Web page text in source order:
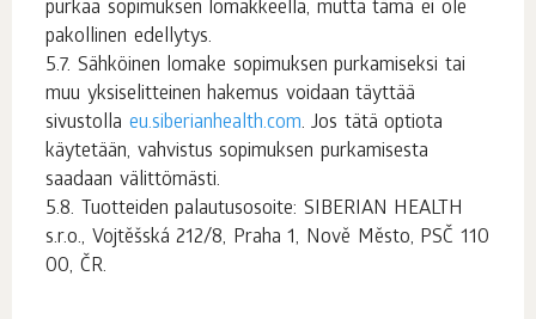
purkaa sopimuksen lomakkeella, mutta tämä ei ole
pakollinen edellytys.
Sähköinen lomake sopimuksen purkamiseksi tai
muu yksiselitteinen hakemus voidaan täyttää
sivustolla eu.siberianhealth.com. Jos tätä optiota
käytetään, vahvistus sopimuksen purkamisesta
saadaan välittömästi.
Tuotteiden palautusosoite: SIBERIAN HEALTH
s.r.o., Vojtěšská 212/8, Praha 1, Nově Město, PSČ 110
00, ČR.